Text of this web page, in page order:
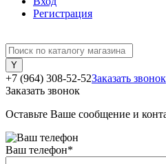
Регистрация
+7 (964) 308-52-52Заказать звонок
Заказать звонок
Оставьте Ваше сообщение и
Ваш телефон*